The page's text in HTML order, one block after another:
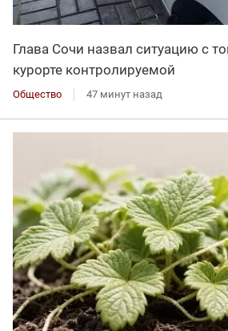
Глава Сочи назвал ситуацию с
курорте контролируемой
Общество 47 минут назад